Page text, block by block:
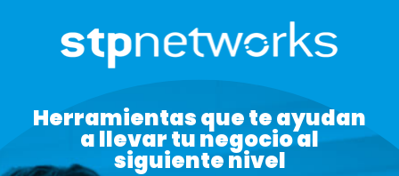
Herramientas que te ayudan
a llevar tu negocio al
siguiente nivel